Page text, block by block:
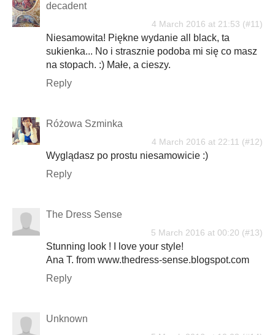
decadent
4 March 2016 at 21:53
Niesamowita! Piękne wydanie all black, ta
sukienka... No i strasznie podoba mi się co masz
na stopach. :) Małe, a cieszy.
Reply
Różowa Szminka
4 March 2016 at 22:11
Wyglądasz po prostu niesamowicie :)
Reply
The Dress Sense
5 March 2016 at 00:20
Stunning look ! I love your style!
Ana T. from www.thedress-sense.blogspot.com
Reply
Unknown